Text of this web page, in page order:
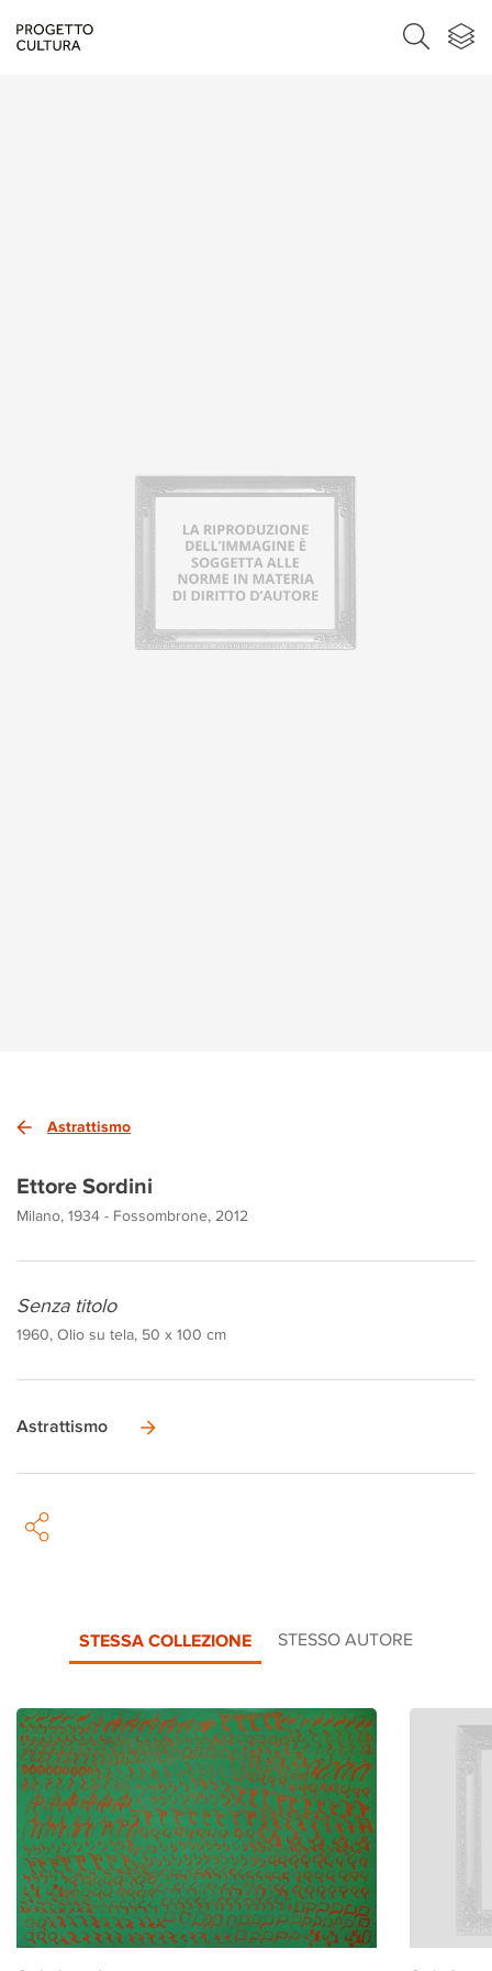
Astrattismo
Ettore Sordini
Milano, 1934 - Fossombrone, 2012
Senza titolo
1960, Olio su tela, 50 x 100 cm
Astrattismo
STESSA COLLEZIONE STESSO AUTORE